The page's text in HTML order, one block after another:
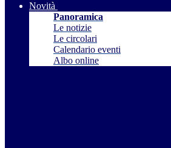
Novità
Panoramica
Le notizie
Le circolari
Calendario eventi
Albo online